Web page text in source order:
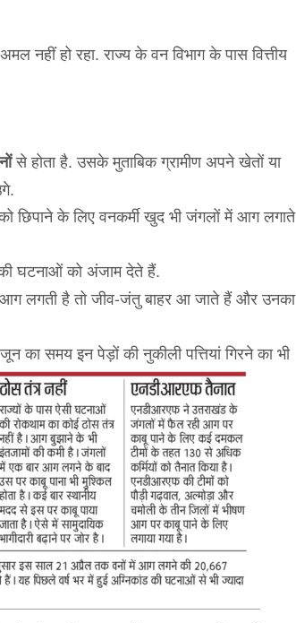
हो रहा. राज्य के वन विभाग के पास वित्तीय
से होता है. उसके मुताबिक ग्रामीण अपने खेतों या
छिपाने के लिए वनकर्मी खुद भी जंगलों में आग लगाते
घटनाओं को अंजाम देते हैं.
लगती है तो जीव-जंतु बाहर आ जाते हैं और उनका
का समय इन पेड़ों की नुकीली पत्तियां गिरने का भी